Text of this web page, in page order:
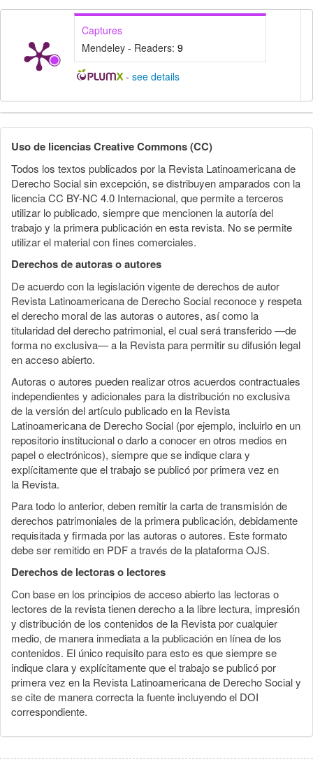
Captures
Mendeley - Readers: 9
- see details
Detalles
del
artículo
Uso de licencias Creative Commons (CC)
Todos los textos publicados por la Revista Latinoamericana de
Derecho Social sin excepción, se distribuyen amparados con la
licencia CC BY-NC 4.0 Internacional, que permite a terceros
utilizar lo publicado, siempre que mencionen la autoría del
trabajo y la primera publicación en esta revista. No se permite
utilizar el material con fines comerciales.
Derechos de autoras o autores
De acuerdo con la legislación vigente de derechos de autor
Revista Latinoamericana de Derecho Social reconoce y respeta
el derecho moral de las autoras o autores, así como la
titularidad del derecho patrimonial, el cual será transferido —de
forma no exclusiva— a la Revista para permitir su difusión legal
en acceso abierto.
Autoras o autores pueden realizar otros acuerdos contractuales
independientes y adicionales para la distribución no exclusiva
de la versión del artículo publicado en la Revista
Latinoamericana de Derecho Social (por ejemplo, incluirlo en un
repositorio institucional o darlo a conocer en otros medios en
papel o electrónicos), siempre que se indique clara y
explícitamente que el trabajo se publicó por primera vez en
la Revista.
Para todo lo anterior, deben remitir la carta de transmisión de
derechos patrimoniales de la primera publicación, debidamente
requisitada y firmada por las autoras o autores. Este formato
debe ser remitido en PDF a través de la plataforma OJS.
Derechos de lectoras o lectores
Con base en los principios de acceso abierto las lectoras o
lectores de la revista tienen derecho a la libre lectura, impresión
y distribución de los contenidos de la Revista por cualquier
medio, de manera inmediata a la publicación en línea de los
contenidos. El único requisito para esto es que siempre se
indique clara y explícitamente que el trabajo se publicó por
primera vez en la Revista Latinoamericana de Derecho Social y
se cite de manera correcta la fuente incluyendo el DOI
correspondiente.